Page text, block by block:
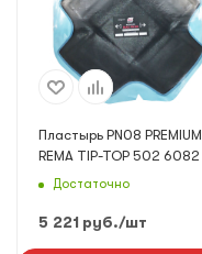
Пластырь PN08 PREMIUM
REMA TIP-TOP 502 6082
Достаточно
5 221 руб./шт